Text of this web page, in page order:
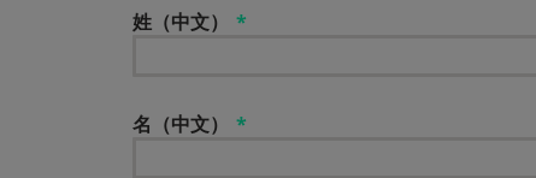
姓（中文）
名（中文）